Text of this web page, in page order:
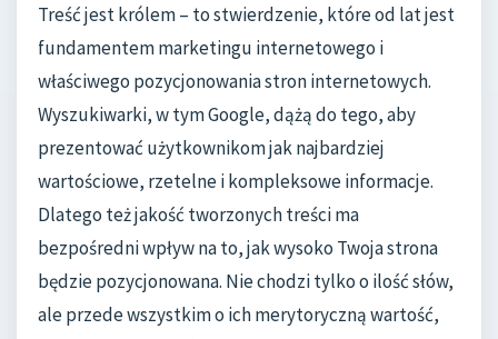
Treść jest królem – to stwierdzenie, które od lat jest
fundamentem marketingu internetowego i
właściwego pozycjonowania stron internetowych.
Wyszukiwarki, w tym Google, dążą do tego, aby
prezentować użytkownikom jak najbardziej
wartościowe, rzetelne i kompleksowe informacje.
Dlatego też jakość tworzonych treści ma
bezpośredni wpływ na to, jak wysoko Twoja strona
będzie pozycjonowana. Nie chodzi tylko o ilość słów,
ale przede wszystkim o ich merytoryczną wartość,